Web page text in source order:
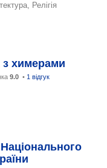
Релігія
з химерами
9.0 • 1 відгук